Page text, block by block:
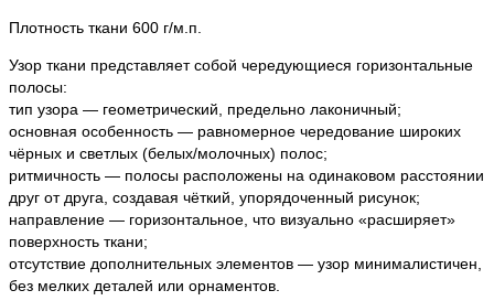
Плотность ткани 600 г/м.п.
Узор ткани представляет собой чередующиеся горизонтальные
полосы:
тип узора — геометрический, предельно лаконичный;
основная особенность — равномерное чередование широких
чёрных и светлых (белых/молочных) полос;
ритмичность — полосы расположены на одинаковом расстоянии
друг от друга, создавая чёткий, упорядоченный рисунок;
направление — горизонтальное, что визуально «расширяет»
поверхность ткани;
отсутствие дополнительных элементов — узор минималистичен,
без мелких деталей или орнаментов.